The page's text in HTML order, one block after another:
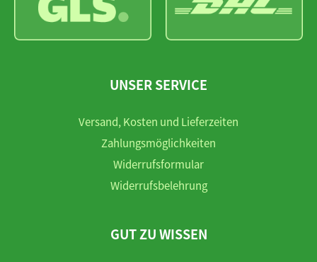
UNSER SERVICE
Versand, Kosten und Lieferzeiten
Zahlungsmöglichkeiten
Widerrufsformular
Widerrufsbelehrung
GUT ZU WISSEN